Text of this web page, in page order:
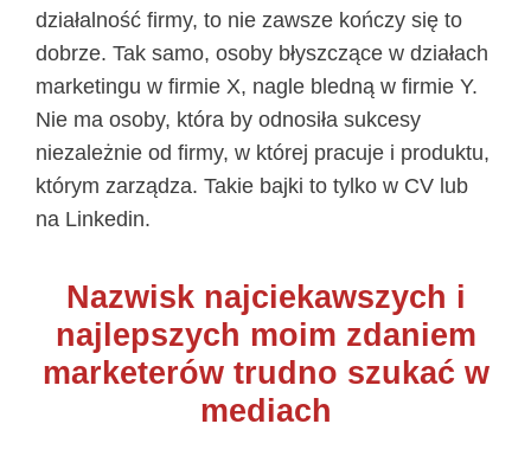
działalność firmy, to nie zawsze kończy się to
dobrze. Tak samo, osoby błyszczące w działach
marketingu w firmie X, nagle bledną w firmie Y.
Nie ma osoby, która by odnosiła sukcesy
niezależnie od firmy, w której pracuje i produktu,
którym zarządza. Takie bajki to tylko w CV lub
na Linkedin.
Nazwisk najciekawszych i
najlepszych moim zdaniem
marketerów trudno szukać w
mediach